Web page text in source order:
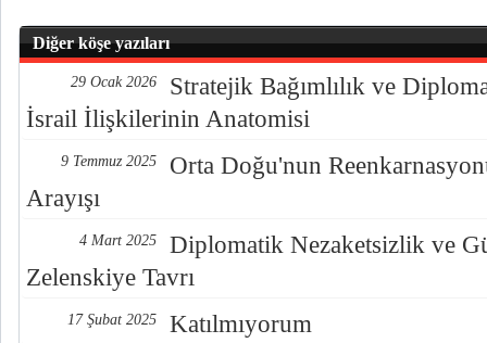
Diğer köşe yazıları
29 Ocak 2026
Stratejik Bağımlılık ve
İsrail İlişkilerinin Anatomisi
9 Temmuz 2025
Orta Doğu'nun
Arayışı
4 Mart 2025
Diplomatik Nezaketsizlik ve
Zelenskiye Tavrı
17 Şubat 2025 Katılmıyorum